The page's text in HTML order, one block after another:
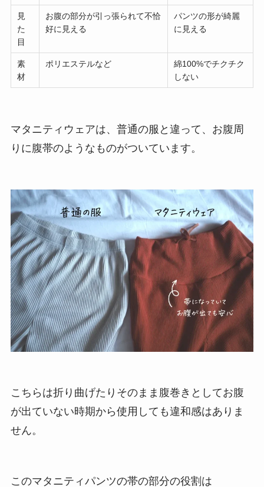
見
た
目
お腹の部分が引っ張られて不恰
好に見える
パンツの形が綺麗
に見える
素
材
ポリエステルなど
綿100%でチクチク
しない
マタニティウェアは、普通の服と違って、お腹周
りに腹帯のようなものがついています。
こちらは折り曲げたりそのまま腹巻きとしてお腹
が出ていない時期から使用しても違和感はありま
せん。
このマタニティパンツの帯の部分の役割は